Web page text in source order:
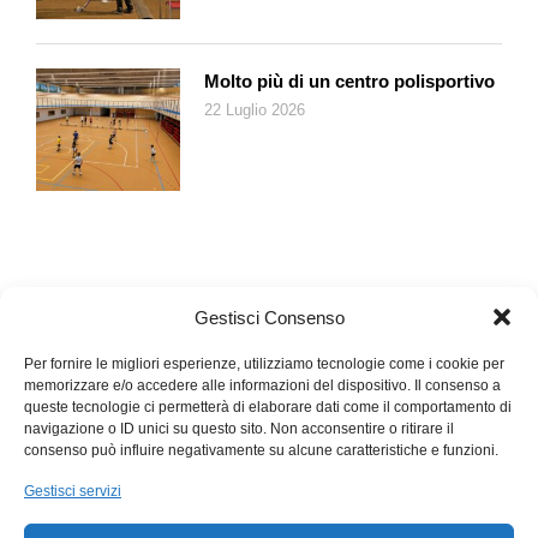
Gestisci Consenso
Per fornire le migliori esperienze, utilizziamo tecnologie come i cookie per
memorizzare e/o accedere alle informazioni del dispositivo. Il consenso a
queste tecnologie ci permetterà di elaborare dati come il comportamento di
navigazione o ID unici su questo sito. Non acconsentire o ritirare il
consenso può influire negativamente su alcune caratteristiche e funzioni.
Gestisci servizi
donne, poiché ai primi offre uno scorcio di una realtà
psicologica, sociale e fisica molto più complessa di quanto si
creda, e alle seconde perché dà la possibilità di scoprire la
potenza e il valore racchiusi nel termine «sorellanza».
Molto più di un centro polisportivo
22 Luglio 2026